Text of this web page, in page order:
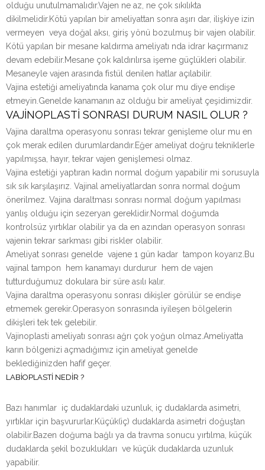
olduğu unutulmamalıdır.Vajen ne az, ne çok sıkılıkta
dikilmelidir.Kötü yapılan bir ameliyattan sonra aşırı dar, ilişkiye izin
vermeyen veya doğal aksı, giriş yönü bozulmuş bir vajen olabilir.
Kötü yapılan bir mesane kaldırma ameliyatı nda idrar kaçırmanız
devam edebilir.Mesane çok kaldırılırsa işeme güçlükleri olabilir.
Mesaneyle vajen arasında fistül denilen hatlar açılabilir.
Vajina estetiği ameliyatında kanama çok olur mu diye endişe
etmeyin.Genelde kanamanın az olduğu bir ameliyat çeşidimizdir.
VAJİNOPLASTİ SONRASI DURUM NASIL OLUR ?
Vajina daraltma operasyonu sonrası tekrar genişleme olur mu en
çok merak edilen durumlardandır.Eğer ameliyat doğru tekniklerle
yapılmışsa, hayır, tekrar vajen genişlemesi olmaz.
Vajina estetiği yaptıran kadın normal doğum yapabilir mi sorusuyla
sık sık karşılaşırız. Vajinal ameliyatlardan sonra normal doğum
önerilmez. Vajina daraltması sonrası normal doğum yapılması
yanlış olduğu için sezeryan gereklidir.Normal doğumda
kontrolsüz yırtıklar olabilir ya da en azından operasyon sonrası
vajenin tekrar sarkması gibi riskler olabilir.
Ameliyat sonrası genelde vajene 1 gün kadar tampon koyarız.Bu
vajinal tampon hem kanamayı durdurur hem de vajen
tutturduğumuz dokulara bir süre asılı kalır.
Vajina daraltma operasyonu sonrası dikişler görülür se endişe
etmemek gerekir.Operasyon sonrasında iyileşen bölgelerin
dikişleri tek tek gelebilir.
Vajinoplasti ameliyatı sonrası ağrı çok yoğun olmaz.Ameliyatta
karın bölgenizi açmadığımız için ameliyat genelde
beklediğinizden hafif geçer.
LABİOPLASTİ NEDİR ?
Bazı hanımlar iç dudaklardaki uzunluk, iç dudaklarda asimetri,
yırtıklar için başvururlar.Küçük(iç) dudaklarda asimetri doğuştan
olabilir.Bazen doğuma bağlı ya da travma sonucu yırtılma, küçük
dudaklarda şekil bozuklukları ve küçük dudaklarda uzunluk
yapabilir.